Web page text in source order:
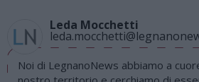
Leda Mocchetti
Noi di LegnanoNews abbiamo a